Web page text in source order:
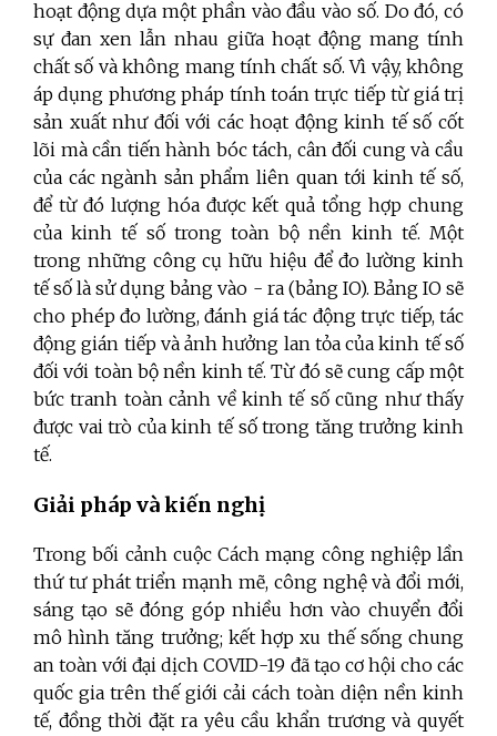
hoạt động dựa một phần vào đầu vào số. Do đó, có
sự đan xen lẫn nhau giữa hoạt động mang tính
chất số và không mang tính chất số. Vì vậy, không
áp dụng phương pháp tính toán trực tiếp từ giá trị
sản xuất như đối với các hoạt động kinh tế số cốt
lõi mà cần tiến hành bóc tách, cân đối cung và cầu
của các ngành sản phẩm liên quan tới kinh tế số,
để từ đó lượng hóa được kết quả tổng hợp chung
của kinh tế số trong toàn bộ nền kinh tế. Một
trong những công cụ hữu hiệu để đo lường kinh
tế số là sử dụng bảng vào - ra (bảng IO). Bảng IO sẽ
cho phép đo lường, đánh giá tác động trực tiếp, tác
động gián tiếp và ảnh hưởng lan tỏa của kinh tế số
đối với toàn bộ nền kinh tế. Từ đó sẽ cung cấp một
bức tranh toàn cảnh về kinh tế số cũng như thấy
được vai trò của kinh tế số trong tăng trưởng kinh
tế.
Giải pháp và kiến nghị
Trong bối cảnh cuộc Cách mạng công nghiệp lần
thứ tư phát triển mạnh mẽ, công nghệ và đổi mới,
sáng tạo sẽ đóng góp nhiều hơn vào chuyển đổi
mô hình tăng trưởng; kết hợp xu thế sống chung
an toàn với đại dịch COVID-19 đã tạo cơ hội cho các
quốc gia trên thế giới cải cách toàn diện nền kinh
tế, đồng thời đặt ra yêu cầu khẩn trương và quyết